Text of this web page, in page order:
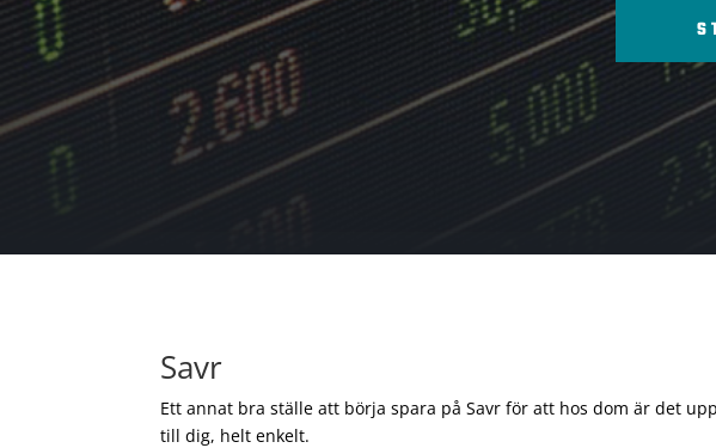
Savr
Ett annat bra ställe att börja spara på Savr för att hos dom är det
till dig, helt enkelt.